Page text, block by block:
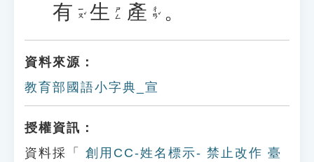
有 ㄧㄡˇ 生 ㄕㄥ 產 ㄔㄢˇ 。
資料來源：
教育部國語小字典_宣
授權資訊：
資料採「
創用CC-姓名標示- 禁止改作 臺